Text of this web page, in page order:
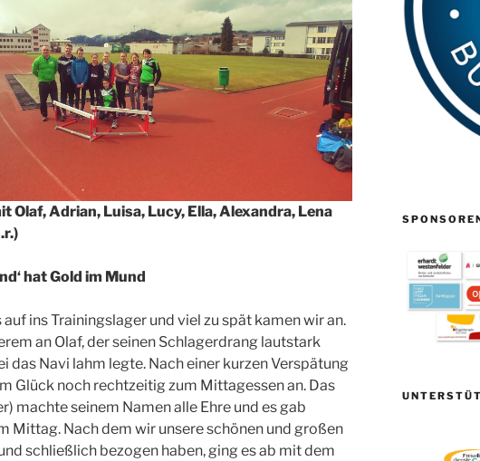
Olaf, Adrian, Luisa, Lucy, Ella, Alexandra, Lena
hat Gold im Mund
auf ins Trainingslager und viel zu spät kamen wir an.
an Olaf, der seinen Schlagerdrang lautstark
das Navi lahm legte. Nach einer kurzen Verspätung
Glück noch rechtzeitig zum Mittagessen an. Das
machte seinem Namen alle Ehre und es gab
Mittag. Nach dem wir unsere schönen und großen
schließlich bezogen haben, ging es ab mit dem